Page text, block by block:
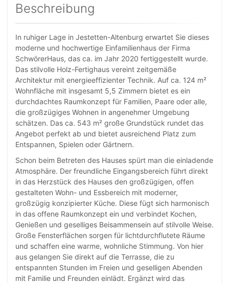
Beschreibung
In ruhiger Lage in Jestetten-Altenburg erwartet Sie dieses
moderne und hochwertige Einfamilienhaus der Firma
SchwörerHaus, das ca. im Jahr 2020 fertiggestellt wurde.
Das stilvolle Holz-Fertighaus vereint zeitgemäße
Architektur mit energieeffizienter Technik. Auf ca. 124 m²
Wohnfläche mit insgesamt 5,5 Zimmern bietet es ein
durchdachtes Raumkonzept für Familien, Paare oder alle,
die großzügiges Wohnen in angenehmer Umgebung
schätzen. Das ca. 543 m² große Grundstück rundet das
Angebot perfekt ab und bietet ausreichend Platz zum
Entspannen, Spielen oder Gärtnern.
Schon beim Betreten des Hauses spürt man die einladende
Atmosphäre. Der freundliche Eingangsbereich führt direkt
in das Herzstück des Hauses den großzügigen, offen
gestalteten Wohn- und Essbereich mit moderner,
großzügig konzipierter Küche. Diese fügt sich harmonisch
in das offene Raumkonzept ein und verbindet Kochen,
Genießen und geselliges Beisammensein auf stilvolle Weise.
Große Fensterflächen sorgen für lichtdurchflutete Räume
und schaffen eine warme, wohnliche Stimmung. Von hier
aus gelangen Sie direkt auf die Terrasse, die zu
entspannten Stunden im Freien und geselligen Abenden
mit Familie und Freunden einlädt. Ergänzt wird das